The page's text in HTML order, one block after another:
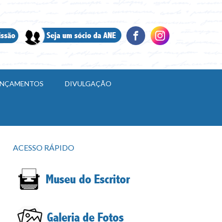
DIVULGAÇÃO
ACESSO RÁPIDO